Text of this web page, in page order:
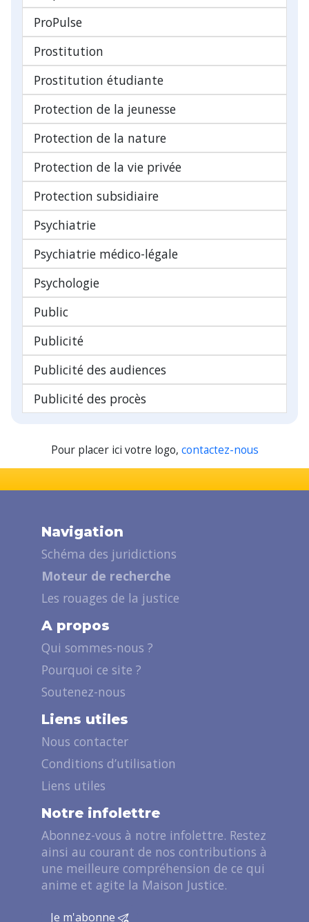
ProPulse
Prostitution
Prostitution étudiante
Protection de la jeunesse
Protection de la nature
Protection de la vie privée
Protection subsidiaire
Psychiatrie
Psychiatrie médico-légale
Psychologie
Public
Publicité
Publicité des audiences
Publicité des procès
Pour placer ici votre logo, contactez-nous
Navigation
Schéma des juridictions
Moteur de recherche
Les rouages de la justice
A propos
Qui sommes-nous ?
Pourquoi ce site ?
Soutenez-nous
Liens utiles
Nous contacter
Conditions d’utilisation
Liens utiles
Notre infolettre
Abonnez-vous à notre infolettre. Restez
ainsi au courant de nos contributions à
une meilleure compréhension de ce qui
anime et agite la Maison Justice.
Je m'abonne